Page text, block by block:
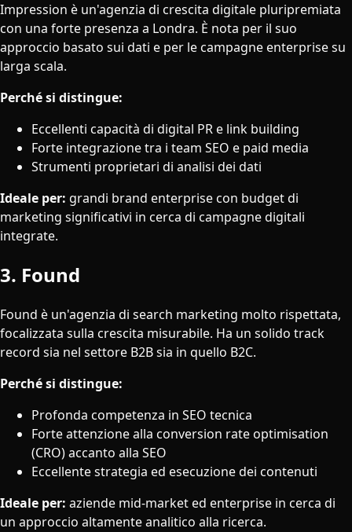
Impression è un'agenzia di crescita digitale pluripremiata
con una forte presenza a Londra. È nota per il suo
approccio basato sui dati e per le campagne enterprise su
larga scala.
Perché si distingue:
Eccellenti capacità di digital PR e link building
Forte integrazione tra i team SEO e paid media
Strumenti proprietari di analisi dei dati
Ideale per: grandi brand enterprise con budget di
marketing significativi in cerca di campagne digitali
integrate.
3. Found
Found è un'agenzia di search marketing molto rispettata,
focalizzata sulla crescita misurabile. Ha un solido track
record sia nel settore B2B sia in quello B2C.
Perché si distingue:
Profonda competenza in SEO tecnica
Forte attenzione alla conversion rate optimisation
(CRO) accanto alla SEO
Eccellente strategia ed esecuzione dei contenuti
Ideale per: aziende mid-market ed enterprise in cerca di
un approccio altamente analitico alla ricerca.